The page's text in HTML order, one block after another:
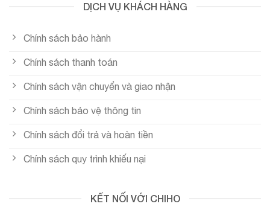
DỊCH VỤ KHÁCH HÀNG
Chính sách bảo hành
Chính sách thanh toán
Chính sách vận chuyển và giao nhận
Chính sách bảo vệ thông tin
Chính sách đổi trả và hoàn tiền
Chính sách quy trình khiếu nại
KẾT NỐI VỚI CHIHO